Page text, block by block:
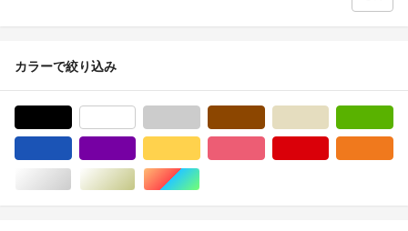
カラーで絞り込み
シルバー/銀色系ゴールド/金色系マルチカラー